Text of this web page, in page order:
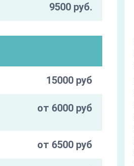
9500 руб.
15000 руб
от 6000 руб
от 6500 руб